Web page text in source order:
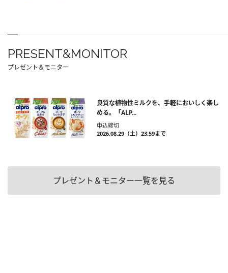
PRESENT&MONITOR
プレゼント＆モニター
良質な植物性ミルクを、手軽においしく楽し
める。「ALP...
申込締切
2026.08.29（土）23:59まで
プレゼント＆モニター一覧を見る